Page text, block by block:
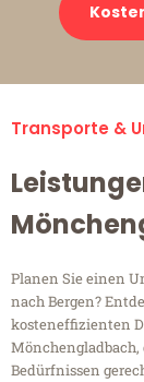
Transporte &
Planen Sie einen
nach Bergen?
kosteneffizienten
Bedürfnissen